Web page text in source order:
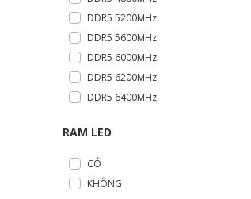
DDR5 5200MHz
DDR5 5600MHz
DDR5 6000MHz
DDR5 6200MHz
DDR5 6400MHz
RAM LED
CÓ
KHÔNG